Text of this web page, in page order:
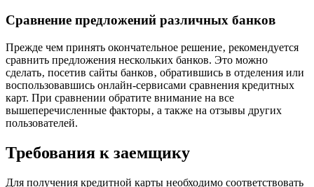
Сравнение предложений различных банков
Прежде чем принять окончательное решение‚ рекомендуется
сравнить предложения нескольких банков. Это можно
сделать‚ посетив сайты банков‚ обратившись в отделения или
воспользовавшись онлайн-сервисами сравнения кредитных
карт. При сравнении обратите внимание на все
вышеперечисленные факторы‚ а также на отзывы других
пользователей.
Требования к заемщику
Для получения кредитной карты необходимо соответствовать